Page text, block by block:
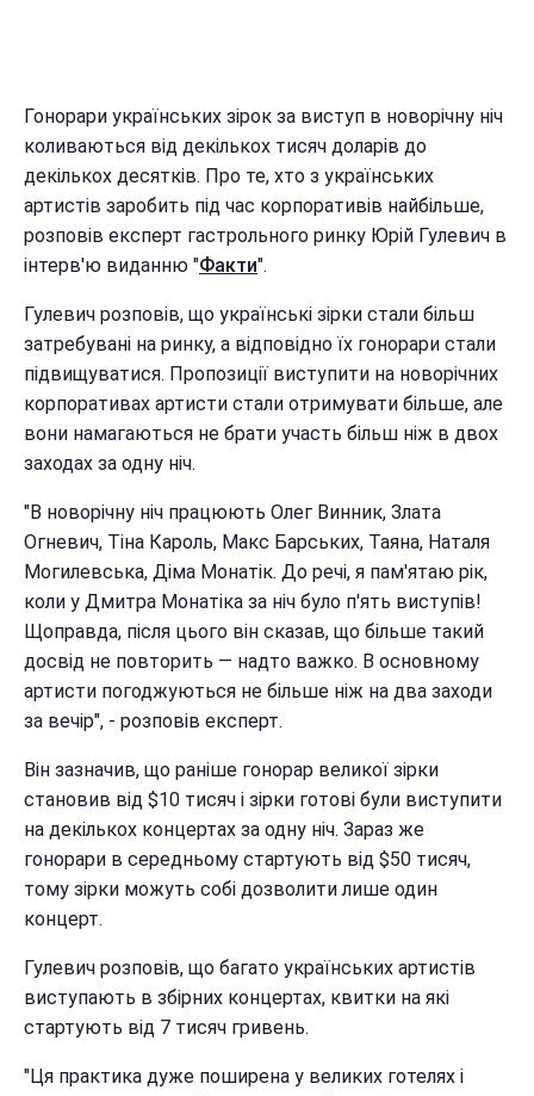
Гонорари українських зірок за виступ в новорічну ніч
коливаються від декількох тисяч доларів до
декількох десятків. Про те, хто з українських
артистів заробить під час корпоративів найбільше,
розповів експерт гастрольного ринку Юрій Гулевич в
інтерв'ю виданню "Факти".
Гулевич розповів, що українські зірки стали більш
затребувані на ринку, а відповідно їх гонорари стали
підвищуватися. Пропозиції виступити на новорічних
корпоративах артисти стали отримувати більше, але
вони намагаються не брати участь більш ніж в двох
заходах за одну ніч.
"В новорічну ніч працюють Олег Винник, Злата
Огневич, Тіна Кароль, Макс Барських, Таяна, Наталя
Могилевська, Діма Монатік. До речі, я пам'ятаю рік,
коли у Дмитра Монатіка за ніч було п'ять виступів!
Щоправда, після цього він сказав, що більше такий
досвід не повторить — надто важко. В основному
артисти погоджуються не більше ніж на два заходи
за вечір", - розповів експерт.
Він зазначив, що раніше гонорар великої зірки
становив від $10 тисяч і зірки готові були виступити
на декількох концертах за одну ніч. Зараз же
гонорари в середньому стартують від $50 тисяч,
тому зірки можуть собі дозволити лише один
концерт.
Гулевич розповів, що багато українських артистів
виступають в збірних концертах, квитки на які
стартують від 7 тисяч гривень.
"Ця практика дуже поширена у великих готелях і